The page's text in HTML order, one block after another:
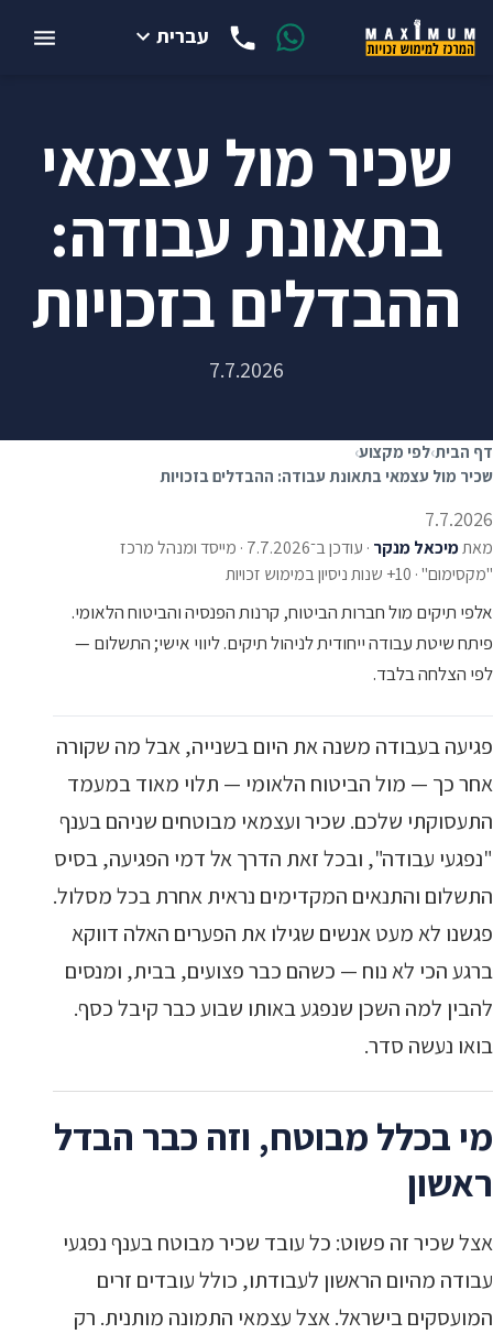
עברית
שכיר מול עצמאי
בתאונת עבודה:
ההבדלים בזכויות
7.7.2026
דף הבית›לפי מקצוע›
שכיר מול עצמאי בתאונת עבודה: ההבדלים בזכויות
7.7.2026
מאתמיכאל מנקר · עודכן ב־7.7.2026 · מייסד ומנהל מרכז
"מקסימום" · 10+ שנות ניסיון במימוש זכויות
אלפי תיקים מול חברות הביטוח, קרנות הפנסיה והביטוח הלאומי.
פיתח שיטת עבודה ייחודית לניהול תיקים. ליווי אישי; התשלום —
לפי הצלחה בלבד.
פגיעה בעבודה משנה את היום בשנייה, אבל מה שקורה
אחר כך — מול הביטוח הלאומי — תלוי מאוד במעמד
התעסוקתי שלכם. שכיר ועצמאי מבוטחים שניהם בענף
"נפגעי עבודה", ובכל זאת הדרך אל דמי הפגיעה, בסיס
התשלום והתנאים המקדימים נראית אחרת בכל מסלול.
פגשנו לא מעט אנשים שגילו את הפערים האלה דווקא
ברגע הכי לא נוח — כשהם כבר פצועים, בבית, ומנסים
להבין למה השכן שנפגע באותו שבוע כבר קיבל כסף.
בואו נעשה סדר.
מי בכלל מבוטח, וזה כבר הבדל
ראשון
אצל שכיר זה פשוט: כל עובד שכיר מבוטח בענף נפגעי
עבודה מהיום הראשון לעבודתו, כולל עובדים זרים
המועסקים בישראל. אצל עצמאי התמונה מותנית. רק